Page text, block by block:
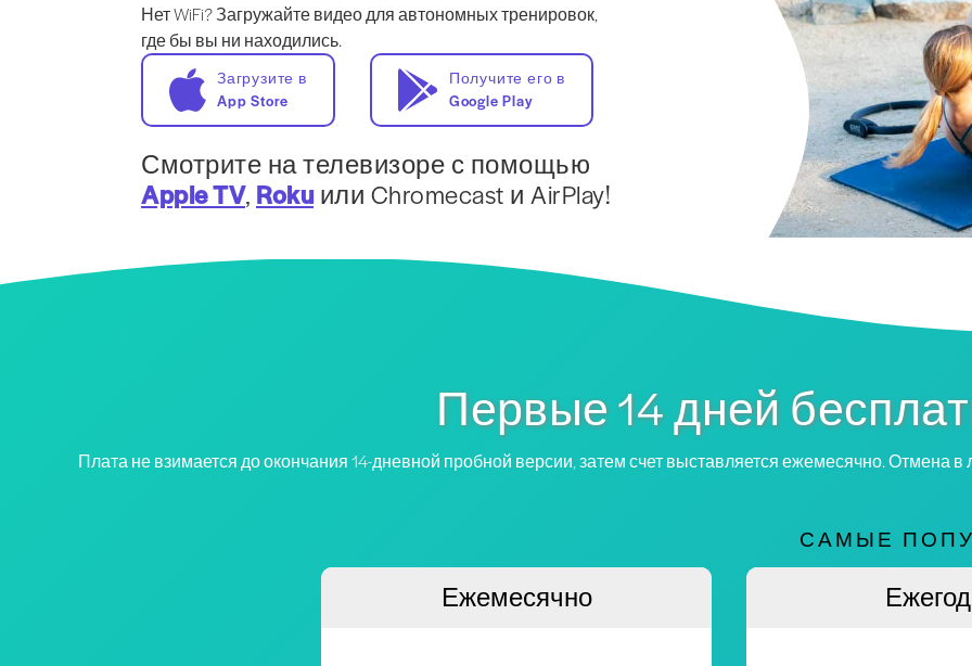
Нет WiFi? Загружайте видео для автономных тренировок,
где бы вы ни находились.
Загрузите в
App Store
Получите его в
Google Play
Смотрите на телевизоре с помощью
Apple TV, Roku или Chromecast и AirPlay!
Первые 14 дней
Плата не взимается до окончания 14-дневной пробной версии, затем счет выставляется ежемесячно. Отмена
Ежемесячно
САМЫЕ